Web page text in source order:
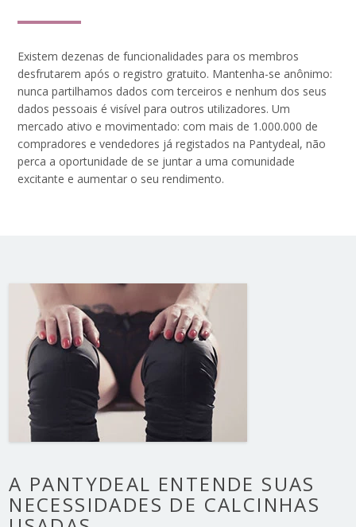
Existem dezenas de funcionalidades para os membros
desfrutarem após o registro gratuito. Mantenha-se anônimo:
nunca partilhamos dados com terceiros e nenhum dos seus
dados pessoais é visível para outros utilizadores. Um
mercado ativo e movimentado: com mais de 1.000.000 de
compradores e vendedores já registados na Pantydeal, não
perca a oportunidade de se juntar a uma comunidade
excitante e aumentar o seu rendimento.
A PANTYDEAL ENTENDE SUAS
NECESSIDADES DE CALCINHAS